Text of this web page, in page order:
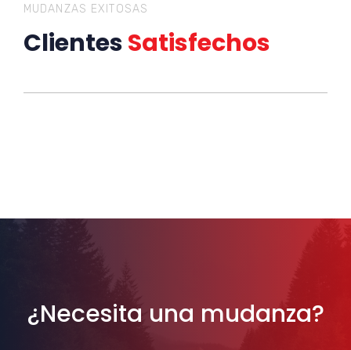
MUDANZAS EXITOSAS
ClientesSatisfechos
¿Necesita una mudanza?